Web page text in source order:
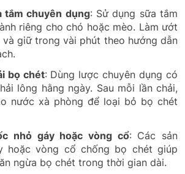
tắm chuyên dụng: Sử dụng sữa tắm
riêng cho chó hoặc mèo. Làm ướt
và giữ trong vài phút theo hướng dẫn
bọ chét: Dùng lược chuyên dụng có
lông hằng ngày. Sau mỗi lần chải,
nước xà phòng để loại bỏ bọ chét
nhỏ gáy hoặc vòng cổ: Các sản
hoặc vòng cổ chống bọ chét giúp
ngừa bọ chét trong thời gian dài.